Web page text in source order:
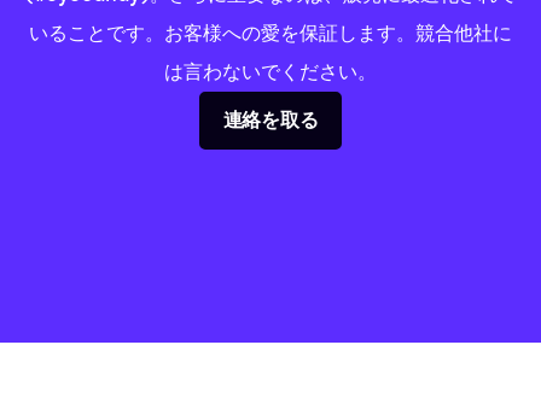
いることです。お客様への愛を保証します。競合他社に
は言わないでください。
連絡を取る